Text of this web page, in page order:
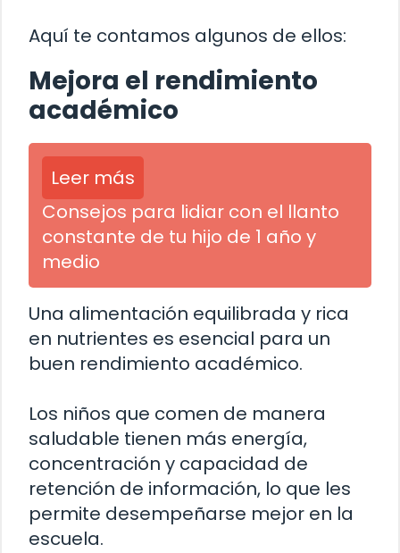
Aquí te contamos algunos de ellos:
Mejora el rendimiento
académico
Leer más
Consejos para lidiar con el llanto
constante de tu hijo de 1 año y
medio
Una alimentación equilibrada y rica
en nutrientes es esencial para un
buen rendimiento académico.
Los niños que comen de manera
saludable tienen más energía,
concentración y capacidad de
retención de información, lo que les
permite desempeñarse mejor en la
escuela.